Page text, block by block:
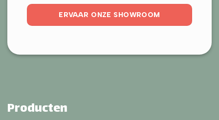
ERVAAR ONZE SHOWROOM
Producten